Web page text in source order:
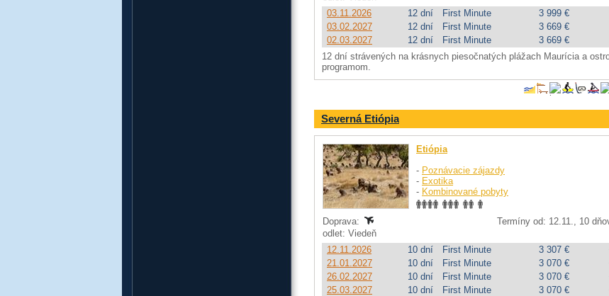
03.11.2026
12 dní First Minute 3 999 €
03.02.2027
12 dní First Minute 3 669 €
02.03.2027
12 dní First Minute 3 669 €
12 dní strávených na krásnych piesočnatých plážach Maurícia a
programom.
Severná Etiópia
Etiópia
- Poznávacie zájazdy
- Exotika
- Kombinované pobyty
Doprava:
Termíny od: 12.11., 10
odlet: Viedeň
12.11.2026
10 dní First Minute 3 307 €
21.01.2027
10 dní First Minute 3 070 €
26.02.2027
10 dní First Minute 3 070 €
25.03.2027
10 dní First Minute 3 070 €